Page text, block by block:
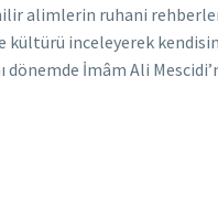
alimlerin ruhani
inceleyerek
İmâm Ali